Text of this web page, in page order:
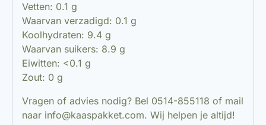
Vetten: 0.1 g
Waarvan verzadigd: 0.1 g
Koolhydraten: 9.4 g
Waarvan suikers: 8.9 g
Eiwitten: <0.1 g
Zout: 0 g
Vragen of advies nodig? Bel 0514-855118 of mail
naar info@kaaspakket.com. Wij helpen je altijd!